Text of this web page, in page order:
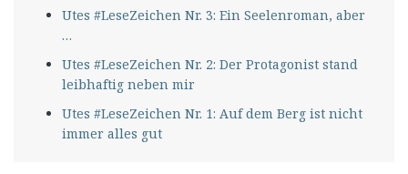
Utes #LeseZeichen Nr. 3: Ein Seelenroman, aber
…
Utes #LeseZeichen Nr. 2: Der Protagonist stand
leibhaftig neben mir
Utes #LeseZeichen Nr. 1: Auf dem Berg ist nicht
immer alles gut